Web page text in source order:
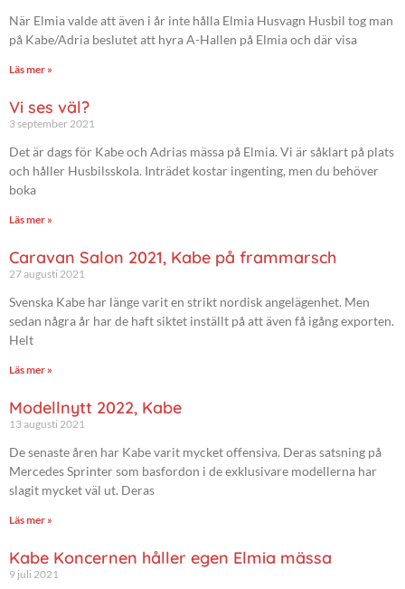
När Elmia valde att även i år inte hålla Elmia Husvagn Husbil tog man
på Kabe/Adria beslutet att hyra A-Hallen på Elmia och där visa
Läs mer »
Vi ses väl?
3 september 2021
Det är dags för Kabe och Adrias mässa på Elmia. Vi är såklart på plats
och håller Husbilsskola. Inträdet kostar ingenting, men du behöver
boka
Läs mer »
Caravan Salon 2021, Kabe på frammarsch
27 augusti 2021
Svenska Kabe har länge varit en strikt nordisk angelägenhet. Men
sedan några år har de haft siktet inställt på att även få igång exporten.
Helt
Läs mer »
Modellnytt 2022, Kabe
13 augusti 2021
De senaste åren har Kabe varit mycket offensiva. Deras satsning på
Mercedes Sprinter som basfordon i de exklusivare modellerna har
slagit mycket väl ut. Deras
Läs mer »
Kabe Koncernen håller egen Elmia mässa
9 juli 2021